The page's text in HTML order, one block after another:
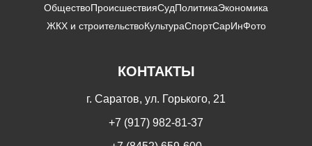
ОбществоПроисшествияСудПолитикаЭкономика
ЖКХ и строительствоКультураСпортСарИнФото
КОНТАКТЫ
г. Саратов, ул. Горького, 21
+7 (917) 982-81-37